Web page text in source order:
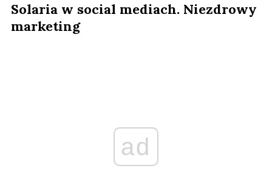
Solaria w social mediach. Niezdrowy
marketing
ad